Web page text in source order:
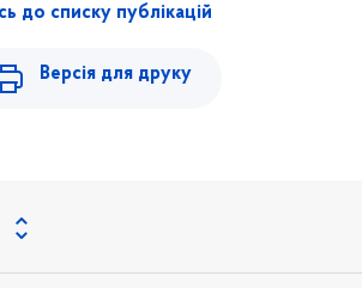
до списку публікацій
Версія для друку